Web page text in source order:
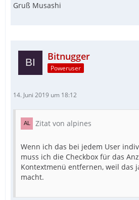
Gruß Musashi
Bitnugger
Poweruser
14. Juni 2019 um 18:12
Zitat von alpines
Wenn ich das bei jedem User
muss ich die Checkbox für das
Kontextmenü entfernen, weil das
macht.